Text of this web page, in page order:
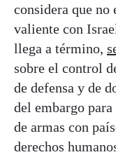
considera que no
valiente con
llega a término,
sobre el control
de defensa y de
del embargo
de armas con
derechos